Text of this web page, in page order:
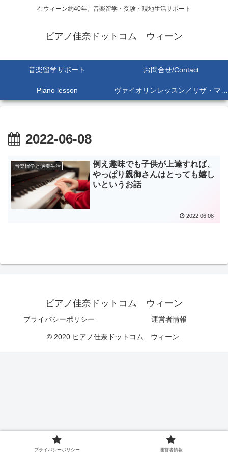
在ウィーン約40年。音楽留学・受験・現地生活サポート
ピアノ佳奈ドットコム ウィーン
音楽留学サポート お問合せ/Contact
Piano lesson ヴァイオリンレッスン／リザ・マリア Lisa-Maria SEKINE
2022-06-08
音楽留学と演奏生活
例え趣味でも子供が上達すれば、
やっぱり親御さんはとっても嬉し
いというお話
2022.06.08
ピアノ佳奈ドットコム ウィーン
プライバシーポリシー 運営者情報
© 2020 ピアノ佳奈ドットコム ウィーン.
プライバシーポリシー 運営者情報